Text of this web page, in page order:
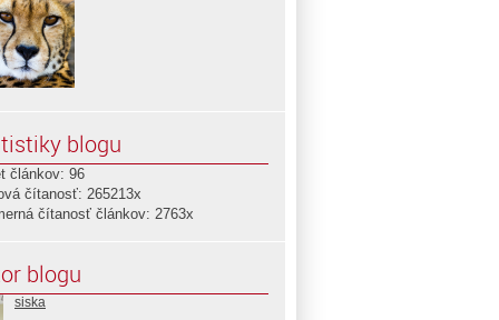
blogu
článkov: 96
čítanosť: 265213x
čítanosť článkov: 2763x
blogu
siska